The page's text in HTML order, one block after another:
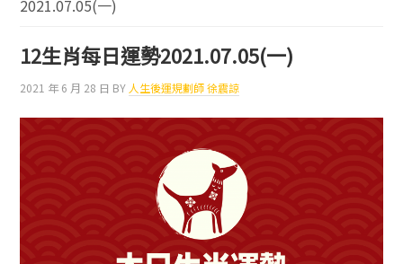
徐
震
諒
2021.07.05(一)
12生肖每日運勢2021.07.05(一)
2021 年 6 月 28 日 BY 人生後運規劃師 徐震諒